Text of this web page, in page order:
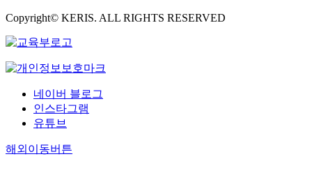
Copyright© KERIS. ALL RIGHTS RESERVED
네이버 블로그
인스타그램
유튜브
해외이동버튼